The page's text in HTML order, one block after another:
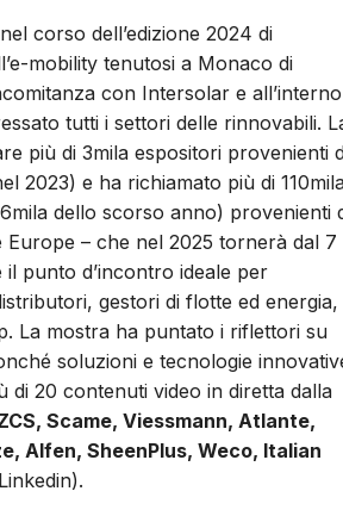
corso dell’edizione 2024 di
mobility tenutosi a Monaco di
con Intersolar e
tutti i settori delle rinnovabili.
più di 3mila espositori provenienti
2023) e ha richiamato più di
dello scorso anno) provenienti
– che nel 2025 tornerà dal 7
punto d’incontro ideale per
gestori di flotte ed energia,
La mostra ha puntato i riflettori su
soluzioni e tecnologie
di 20 contenuti video in diretta dalla
Scame, Viessmann, Atlante,
Alfen, SheenPlus, Weco, Italian